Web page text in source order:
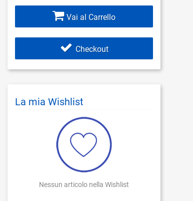
Vai al Carrello
Checkout
La mia Wishlist
Nessun articolo nella Wishlist